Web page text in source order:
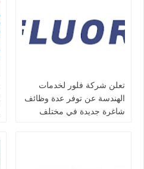
تعلن شركة فلور لخدمات
الهندسة عن توفر عدة وظائف
شاغرة جديدة في مختلف